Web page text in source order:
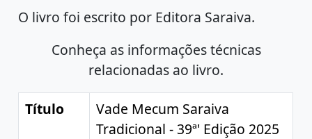
O livro foi escrito por Editora Saraiva.
Conheça as informações técnicas
relacionadas ao livro.
Título
Vade Mecum Saraiva
Tradicional - 39ª' Edição 2025